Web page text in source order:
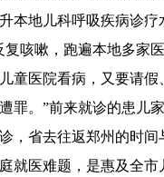
本地儿科呼吸疾病诊疗
咳嗽，跑遍本地多家医
童医院看病，又要请假
罪。”前来就诊的患儿
，省去往返郑州的时间
就医难题，是惠及全市